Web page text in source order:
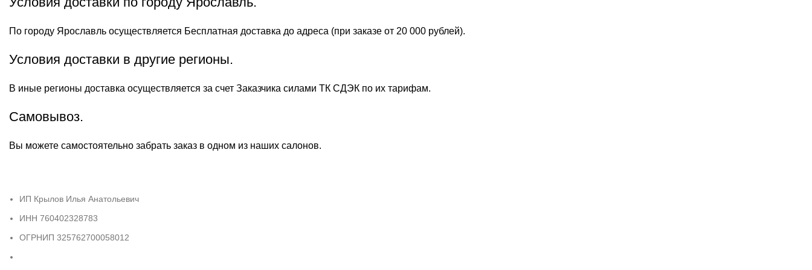
По городу Ярославль осуществляется Бесплатная доставка до адреса (при заказе от 20 000 рублей).
Условия доставки в другие регионы.
В иные регионы доставка осуществляется за счет Заказчика силами ТК СДЭК по их тарифам.
Самовывоз.
Вы можете самостоятельно забрать заказ в одном из наших салонов.
ИП Крылов Илья Анатольевич
ИНН 760402328783
ОГРНИП 325762700058012